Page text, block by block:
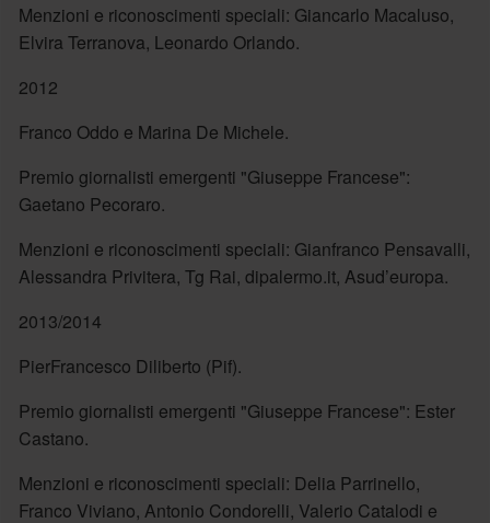
Menzioni e riconoscimenti speciali: Giancarlo Macaluso,
Elvira Terranova, Leonardo Orlando.
2012
Franco Oddo e Marina De Michele.
Premio giornalisti emergenti "Giuseppe Francese":
Gaetano Pecoraro.
Menzioni e riconoscimenti speciali: Gianfranco Pensavalli,
Alessandra Privitera, Tg Rai, dipalermo.it, Asud’europa.
2013/2014
PierFrancesco Diliberto (Pif).
Premio giornalisti emergenti "Giuseppe Francese": Ester
Castano.
Menzioni e riconoscimenti speciali: Delia Parrinello,
Franco Viviano, Antonio Condorelli, Valerio Catalodi e